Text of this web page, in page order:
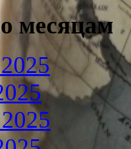
месяцам